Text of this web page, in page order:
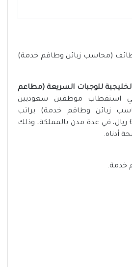
(محاسب زبائن وطاقم خدمة)
للوجبات السريعة (مطاعم
استقطاب موظفين سعوديين
زبائن وطاقم خدمة) براتب
شهري يصل إلى 6,000 ريال، في عدة مدن بالمملكة، وذلك
أدناه.
خدمة.